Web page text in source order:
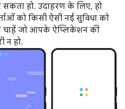
हो. उदाहरण के लिए, हो
को किसी ऐसी नई सुविधा को
चाहें जो आपके ऐप्लिकेशन की
न हो.